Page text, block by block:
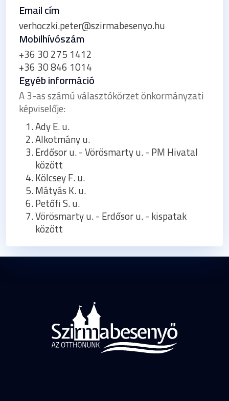
Email cím
verhoczki.peter@szirmabesenyo.hu
Mobilhívószám
+36 30 275 1412
+36 30 846 1014
Egyéb információ
A 3-as számú választókörzet önkormányzati
képviselője:
Ady E. u.
Alkotmány u.
Erdősor u. - Vörösmarty u. - PM Hivatal
között
Kölcsey F. u.
Mátyás K. u.
Petőfi S. u.
Vörösmarty u. - Erdősor u. - kispatak
között